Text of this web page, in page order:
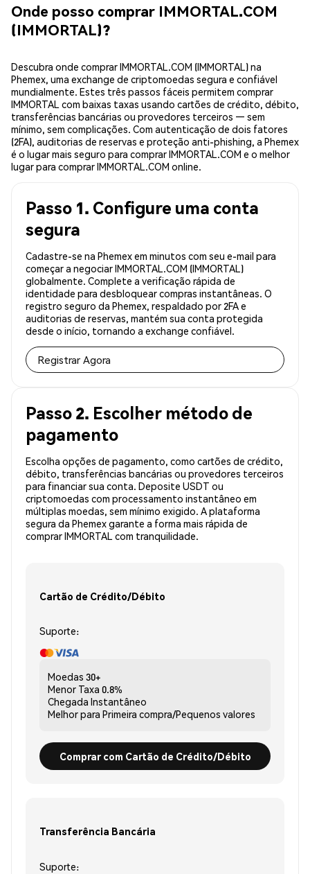
Onde posso comprar IMMORTAL.COM
(IMMORTAL)?
Descubra onde comprar IMMORTAL.COM (IMMORTAL) na
Phemex, uma exchange de criptomoedas segura e confiável
mundialmente. Estes três passos fáceis permitem comprar
IMMORTAL com baixas taxas usando cartões de crédito, débito,
transferências bancárias ou provedores terceiros — sem
mínimo, sem complicações. Com autenticação de dois fatores
(2FA), auditorias de reservas e proteção anti-phishing, a Phemex
é o lugar mais seguro para comprar IMMORTAL.COM e o melhor
lugar para comprar IMMORTAL.COM online.
Passo 1. Configure uma conta
segura
Cadastre-se na Phemex em minutos com seu e-mail para
começar a negociar IMMORTAL.COM (IMMORTAL)
globalmente. Complete a verificação rápida de
identidade para desbloquear compras instantâneas. O
registro seguro da Phemex, respaldado por 2FA e
auditorias de reservas, mantém sua conta protegida
desde o início, tornando a exchange confiável.
Registrar Agora
Passo 2. Escolher método de
pagamento
Escolha opções de pagamento, como cartões de crédito,
débito, transferências bancárias ou provedores terceiros
para financiar sua conta. Deposite USDT ou
criptomoedas com processamento instantâneo em
múltiplas moedas, sem mínimo exigido. A plataforma
segura da Phemex garante a forma mais rápida de
comprar IMMORTAL com tranquilidade.
Cartão de Crédito/Débito
Suporte:
Moedas 30+
Menor Taxa 0.8%
Chegada Instantâneo
Melhor para Primeira compra/Pequenos valores
Comprar com Cartão de Crédito/Débito
Transferência Bancária
Suporte: